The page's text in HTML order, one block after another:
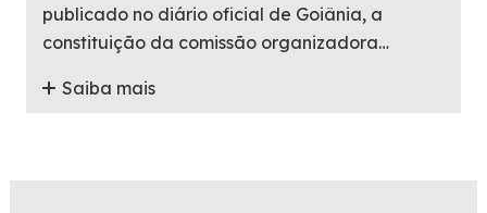
publicado no diário oficial de Goiânia, a
constituição da comissão organizadora…
Saiba mais